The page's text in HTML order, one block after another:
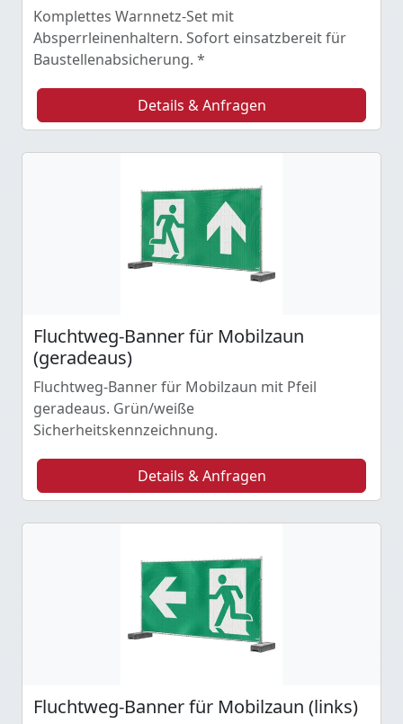
Komplettes Warnnetz-Set mit
Absperrleinenhaltern. Sofort einsatzbereit für
Baustellenabsicherung. *
Details & Anfragen
Fluchtweg-Banner für Mobilzaun
(geradeaus)
Fluchtweg-Banner für Mobilzaun mit Pfeil
geradeaus. Grün/weiße
Sicherheitskennzeichnung.
Details & Anfragen
Fluchtweg-Banner für Mobilzaun (links)